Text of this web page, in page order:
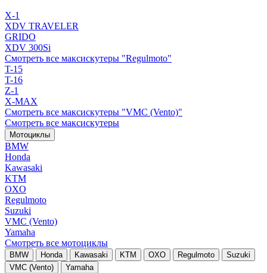
X-1
XDV TRAVELER
GRIDO
XDV 300Si
Смотреть все максискутеры "Regulmoto"
T-15
T-16
Z-1
X-MAX
Смотреть все максискутеры "VMC (Vento)"
Смотреть все максискутеры
Мотоциклы
BMW
Honda
Kawasaki
KTM
OXO
Regulmoto
Suzuki
VMC (Vento)
Yamaha
Смотреть все мотоциклы
BMW Honda Kawasaki KTM OXO Regulmoto
Suzuki
VMC (Vento)
Yamaha